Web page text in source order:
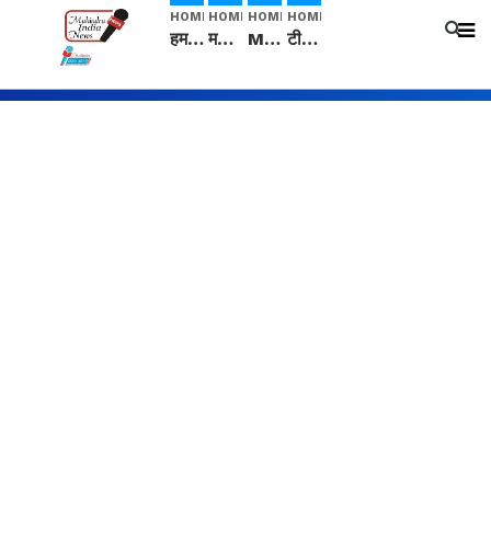
HOME
हम सनातनी..." सांसद kangana Ranaut से क्या बोली लड़की? Viral Jantar-Mantar | CJP protest
HOME
मनीषा हत्याकांड: हत्या, आत्महत्या या कोई बड़ा राज? | Full Story | Josh Haryana
HOME
Mangalsutra: हिंदू धर्म में शादी के बाद मंगलसूत्र क्यों पहनती है महिलाएं, किसने शुरु की ये परंपरा
HOME
टीम बीकेई ने एग्रीकल्चर ग्रेड की यूरिया खाद गट्टों में बदलकर टेक्निकल ग्रेड में बेचने वालों पर करवाई कार्रवाई: लखविंदर सिंह औलख